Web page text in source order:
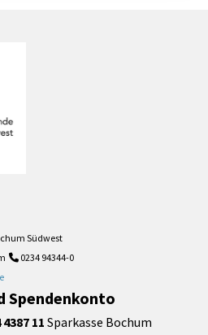
Südwest
 0234 94344-0
Spendenkonto
11 Sparkasse Bochum